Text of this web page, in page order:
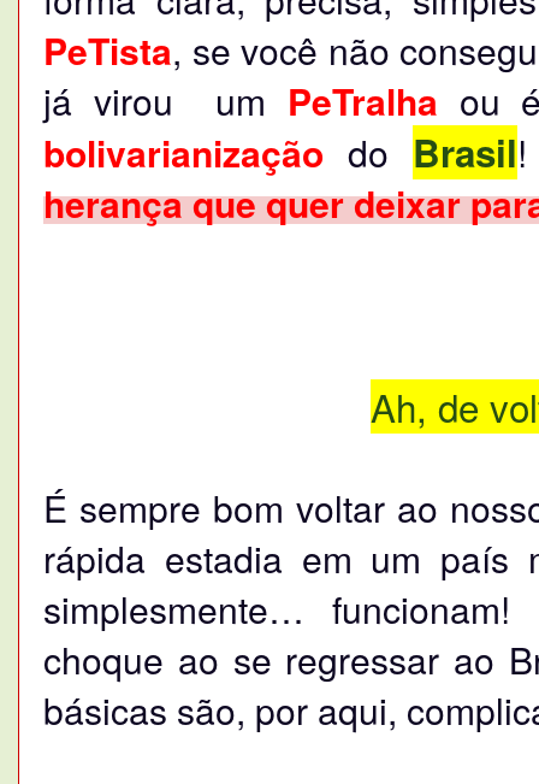
PeTista, se você não
já virou um PeTralha ou
bolivarianização do Brasil
herança que quer deixar
Ah, de
É sempre bom voltar ao
rápida estadia em um país
simplesmente…
choque ao se regressar ao
básicas são, por aqui,